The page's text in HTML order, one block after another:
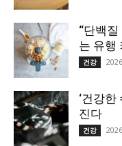
“단백
는 유행
건강
‘건강한
진다
건강